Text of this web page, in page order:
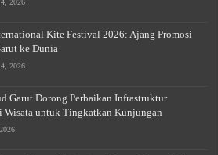
2026
Kite Festival 2026: Ajang Promosi
ke Dunia
2026
Garut Dorong Perbaikan Infrastruktur
Wisata untuk Tingkatkan Kunjungan